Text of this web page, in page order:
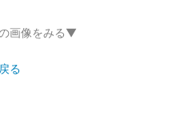
画像をみる▼
る